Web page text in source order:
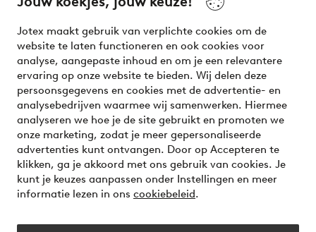
Jotex maakt gebruik van verplichte cookies om de
website te laten functioneren en ook cookies voor
analyse, aangepaste inhoud en om je een relevantere
ervaring op onze website te bieden. Wij delen deze
persoonsgegevens en cookies met de advertentie- en
analysebedrijven waarmee wij samenwerken. Hiermee
analyseren we hoe je de site gebruikt en promoten we
onze marketing, zodat je meer gepersonaliseerde
advertenties kunt ontvangen. Door op Accepteren te
klikken, ga je akkoord met ons gebruik van cookies. Je
kunt je keuzes aanpassen onder Instellingen en meer
informatie lezen in ons cookiebeleid.
Veilig betalen - Nu betalen of opsplitsen
Wil je meer weten over onze betaalopties?